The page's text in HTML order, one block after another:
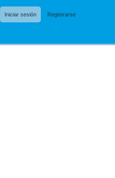
Iniciar sesión Registrarse